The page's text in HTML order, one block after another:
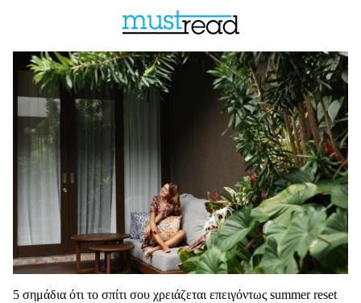
5 σημάδια ότι το σπίτι σου χρειάζεται επειγόντως summer reset